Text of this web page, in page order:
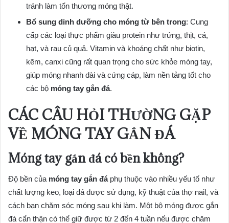
tránh làm tổn thương móng thật.
Bổ sung dinh dưỡng cho móng từ bên trong: Cung
cấp các loại thực phẩm giàu protein như trứng, thịt, cá,
hạt, và rau củ quả. Vitamin và khoáng chất như biotin,
kẽm, canxi cũng rất quan trọng cho sức khỏe móng tay,
giúp móng nhanh dài và cứng cáp, làm nền tảng tốt cho
các bộ móng tay gắn đá.
CÁC CÂU HỎI THƯỜNG GẶP
VỀ MÓNG TAY GẮN ĐÁ
Móng tay gắn đá có bền không?
Độ bền của móng tay gắn đáphụ thuộc vào nhiều yếu tố như
chất lượng keo, loại đá được sử dụng, kỹ thuật của thợ nail, và
cách bạn chăm sóc móng sau khi làm. Một bộ móng được gắn
đá cẩn thận có thể giữ được từ 2 đến 4 tuần nếu được chăm